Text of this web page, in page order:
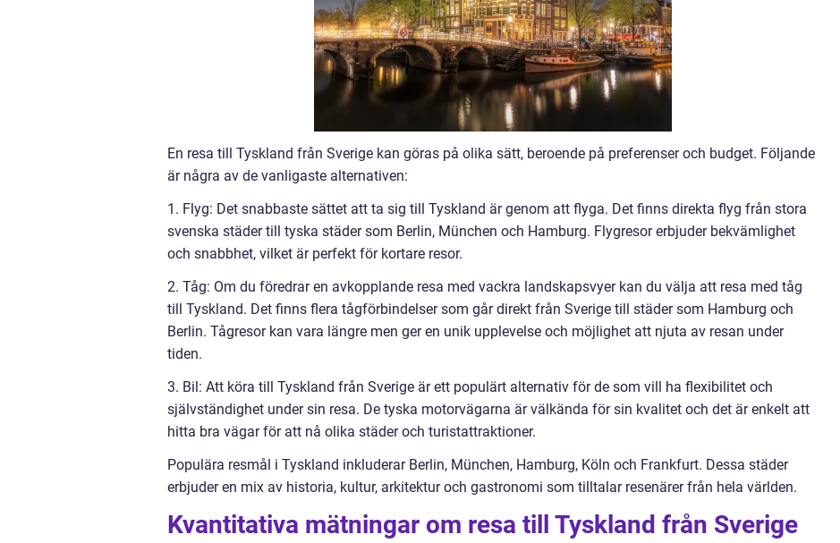
En resa till Tyskland från Sverige kan göras på olika sätt, beroende på preferenser och budget. Följande
är några av de vanligaste alternativen:
1. Flyg: Det snabbaste sättet att ta sig till Tyskland är genom att flyga. Det finns direkta flyg från stora
svenska städer till tyska städer som Berlin, München och Hamburg. Flygresor erbjuder bekvämlighet
och snabbhet, vilket är perfekt för kortare resor.
2. Tåg: Om du föredrar en avkopplande resa med vackra landskapsvyer kan du välja att resa med tåg
till Tyskland. Det finns flera tågförbindelser som går direkt från Sverige till städer som Hamburg och
Berlin. Tågresor kan vara längre men ger en unik upplevelse och möjlighet att njuta av resan under
tiden.
3. Bil: Att köra till Tyskland från Sverige är ett populärt alternativ för de som vill ha flexibilitet och
självständighet under sin resa. De tyska motorvägarna är välkända för sin kvalitet och det är enkelt att
hitta bra vägar för att nå olika städer och turistattraktioner.
Populära resmål i Tyskland inkluderar Berlin, München, Hamburg, Köln och Frankfurt. Dessa städer
erbjuder en mix av historia, kultur, arkitektur och gastronomi som tilltalar resenärer från hela världen.
Kvantitativa mätningar om resa till Tyskland från Sverige